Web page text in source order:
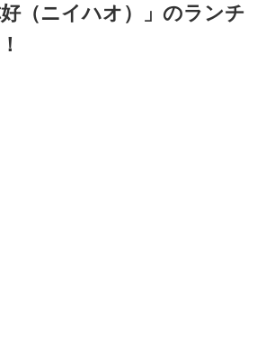
好（ニイハオ）」のランチ